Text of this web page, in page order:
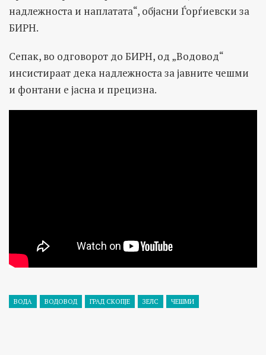
надлежноста и наплатата“, објасни Ѓорѓиевски за
БИРН.
Сепак, во одговорот до БИРН, од „Водовод“
инсистираат дека надлежноста за јавните чешми
и фонтани е јасна и прецизна.
ВОДА ВОДОВОД ГРАД СКОПЈЕ ЗЕЛС ЧЕШМИ